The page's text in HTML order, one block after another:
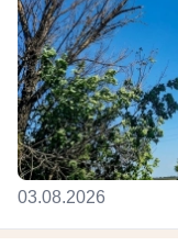
03.08.2026